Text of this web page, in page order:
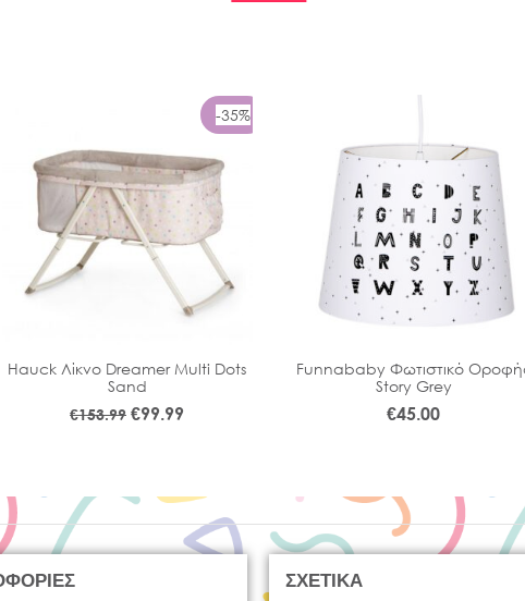
-35%
Hauck Λίκνο Dreamer Multi Dots
Sand
€153.99 €99.99
Funnababy Φωτιστικό
Story Grey
€45.00
ΣΧΕΤΙΚΑ